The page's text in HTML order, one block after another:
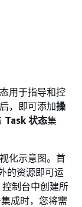
用于指导和控
，即可添加操
Task 状态集
化示意图。首
的资源即可运
制台中创建所
成时，您将需